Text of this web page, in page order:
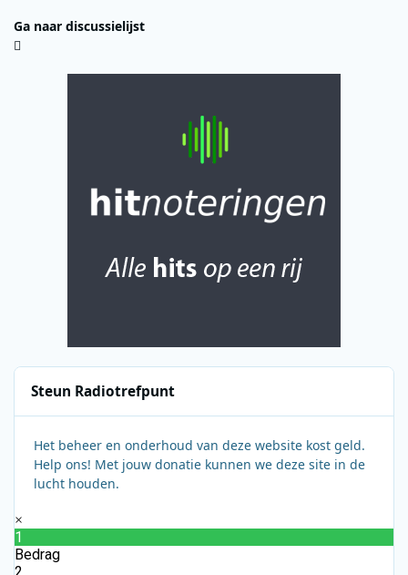
Ga naar discussielijst
Steun Radiotrefpunt
Het beheer en onderhoud van deze website kost geld.
Help ons! Met jouw donatie kunnen we deze site in de
lucht houden.